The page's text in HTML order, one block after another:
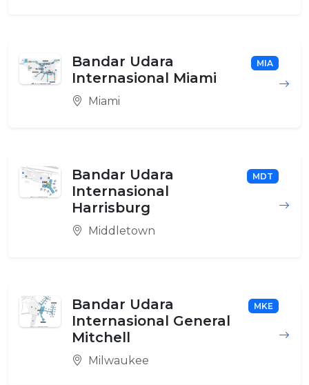
Bandar Udara
Internasional Miami
MIA
Miami
Bandar Udara
Internasional
Harrisburg
MDT
Middletown
Bandar Udara
Internasional General
Mitchell
MKE
Milwaukee